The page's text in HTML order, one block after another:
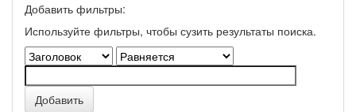
Добавить фильтры:
Используйте фильтры, чтобы сузить результаты поиска.